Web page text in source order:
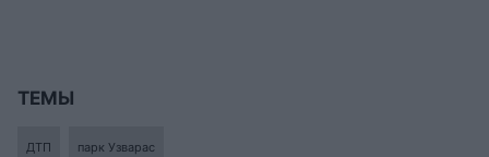
ТЕМЫ
ДТП парк Узварас